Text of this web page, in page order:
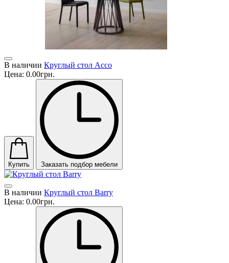
В наличии Круглый стол Acco
Цена: 0.00грн.
Купить Заказать подбор мебели
В наличии Круглый стол Barry
Цена: 0.00грн.